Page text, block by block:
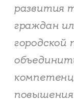
развития
граждан
городской
повышения